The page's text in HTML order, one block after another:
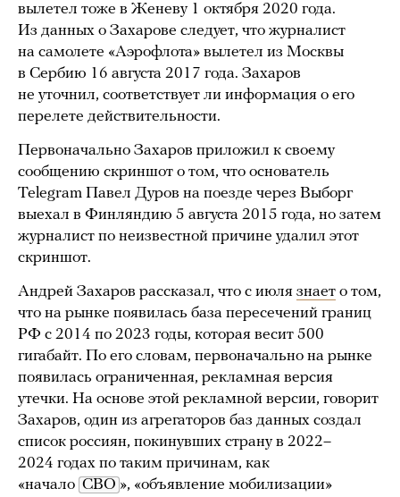
вылетел тоже в Женеву 1 октября 2020 года.
Из данных о Захарове следует, что журналист
на самолете «Аэрофлота» вылетел из Москвы
в Сербию 16 августа 2017 года. Захаров
не уточнил, соответствует ли информация о его
перелете действительности.
Первоначально Захаров приложил к своему
сообщению скриншот о том, что основатель
Telegram Павел Дуров на поезде через Выборг
выехал в Финляндию 5 августа 2015 года, но затем
журналист по неизвестной причине удалил этот
скриншот.
Андрей Захаров рассказал, что с июля знает о том,
что на рынке появилась база пересечений границ
РФ с 2014 по 2023 годы, которая весит 500
гигабайт. По его словам, первоначально на рынке
появилась ограниченная, рекламная версия
утечки. На основе этой рекламной версии, говорит
Захаров, один из агрегаторов баз данных создал
список россиян, покинувших страну в 2022–
2024 годах по таким причинам, как
«начало СВО », «объявление мобилизации»